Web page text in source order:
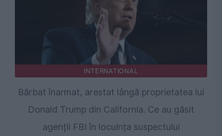
INTERNATIONAL
Bărbat înarmat, arestat lângă proprietatea lui
Donald Trump din California. Ce au găsit
agenții FBI în locuința suspectului